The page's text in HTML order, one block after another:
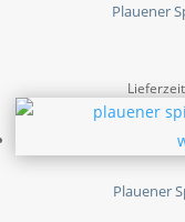
Plauener
Plauener